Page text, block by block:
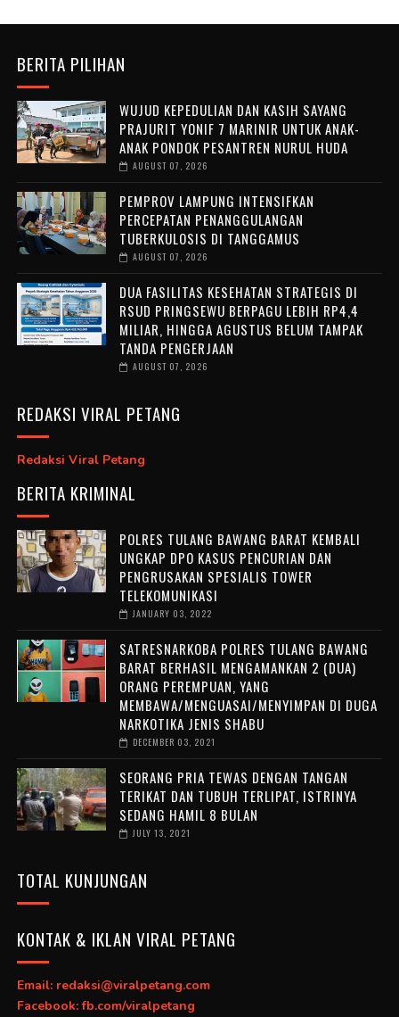
BERITA PILIHAN
WUJUD KEPEDULIAN DAN KASIH SAYANG
PRAJURIT YONIF 7 MARINIR UNTUK ANAK-
ANAK PONDOK PESANTREN NURUL HUDA ‎
AUGUST 07, 2026
PEMPROV LAMPUNG INTENSIFKAN
PERCEPATAN PENANGGULANGAN
TUBERKULOSIS DI TANGGAMUS
AUGUST 07, 2026
DUA FASILITAS KESEHATAN STRATEGIS DI
RSUD PRINGSEWU BERPAGU LEBIH RP4,4
MILIAR, HINGGA AGUSTUS BELUM TAMPAK
TANDA PENGERJAAN
AUGUST 07, 2026
REDAKSI VIRAL PETANG
Redaksi Viral Petang
BERITA KRIMINAL
POLRES TULANG BAWANG BARAT KEMBALI
UNGKAP DPO KASUS PENCURIAN DAN
PENGRUSAKAN SPESIALIS TOWER
TELEKOMUNIKASI
JANUARY 03, 2022
SATRESNARKOBA POLRES TULANG BAWANG
BARAT BERHASIL MENGAMANKAN 2 (DUA)
ORANG PEREMPUAN, YANG
MEMBAWA/MENGUASAI/MENYIMPAN DI DUGA
NARKOTIKA JENIS SHABU
DECEMBER 03, 2021
SEORANG PRIA TEWAS DENGAN TANGAN
TERIKAT DAN TUBUH TERLIPAT, ISTRINYA
SEDANG HAMIL 8 BULAN
JULY 13, 2021
TOTAL KUNJUNGAN
KONTAK & IKLAN VIRAL PETANG
Email: redaksi@viralpetang.com
Facebook: fb.com/viralpetang